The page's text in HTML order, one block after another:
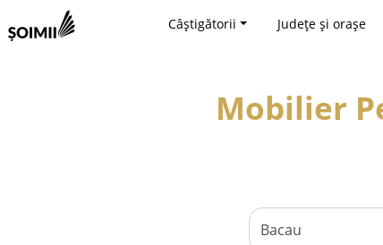
Câștigătorii Județe și orașe
Mobilier